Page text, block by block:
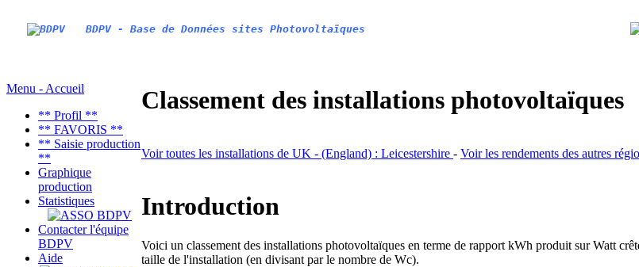
BDPV - Base de Données sites Photovoltaïques
Menu - Accueil
** Profil **
** FAVORIS **
** Saisie production
**
Graphique
production
Statistiques
Contacter l'équipe
BDPV
Aide
Classement des installations photovoltaïques
Voir toutes les installations de UK - (England) : Leicestershire - Voir les rendements des autres
Introduction
Voici un classement des installations photovoltaïques en terme de rapport kWh produit sur Watt
taille de l'installation (en divisant par le nombre de Wc).